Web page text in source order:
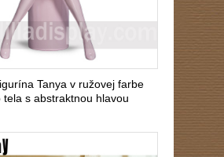
Tanya v ružovej farbe
tela s abstraktnou hlavou